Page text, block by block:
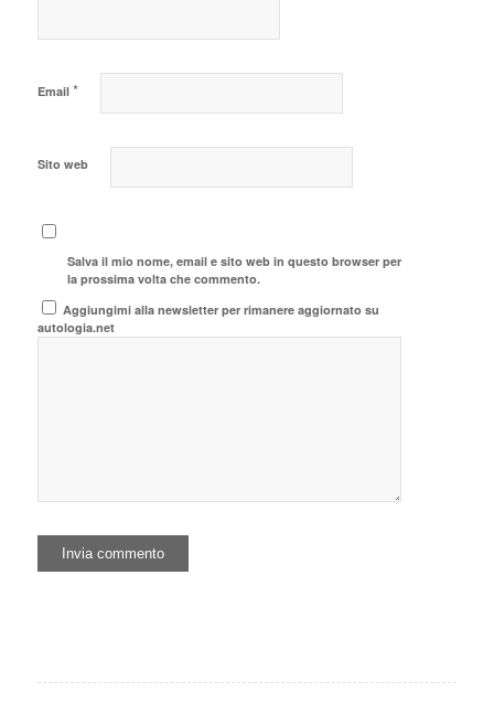
Email *
Sito web
Salva il mio nome, email e sito web in questo browser per
la prossima volta che commento.
Aggiungimi alla newsletter per rimanere aggiornato su
autologia.net